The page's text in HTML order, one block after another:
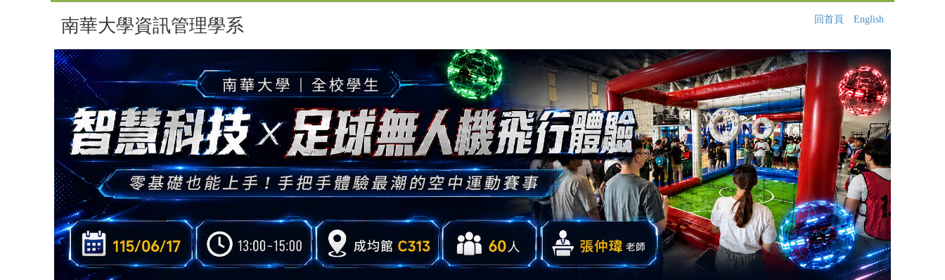
南華大學資訊管理學系 回首頁 English